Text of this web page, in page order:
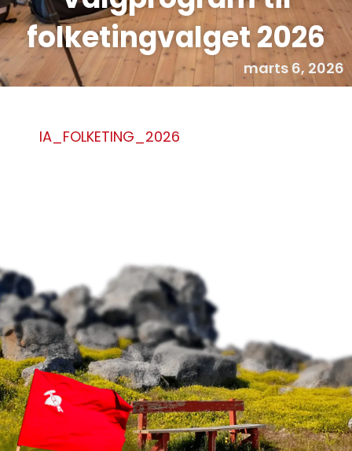
folketingvalget 2026
marts 6, 2026
IA_FOLKETING_2026